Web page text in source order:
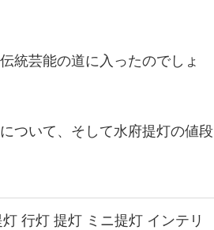
統芸能の道に入ったのでしょ
ついて、そして水府提灯の値段
行灯 提灯 ミニ提灯 インテリ